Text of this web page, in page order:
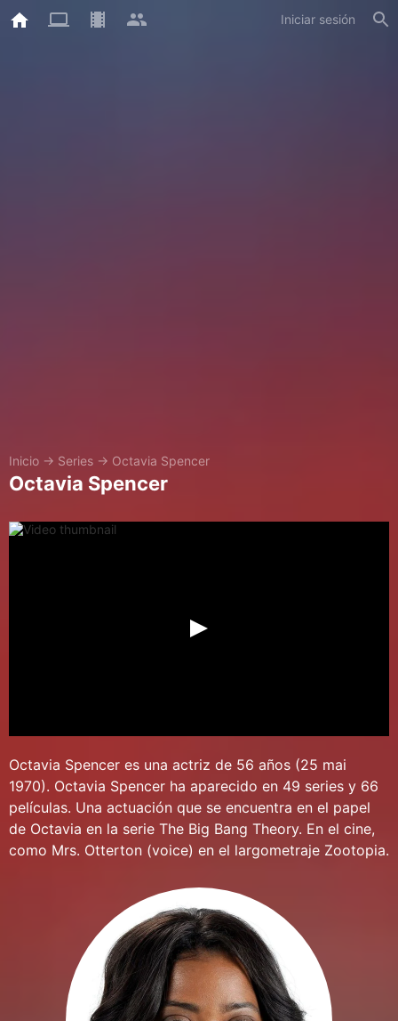
Iniciar sesión
Inicio → Series → Octavia Spencer
Octavia Spencer
Octavia Spencer es una actriz de 56 años (25 mai
1970). Octavia Spencer ha aparecido en 49 series y 66
películas. Una actuación que se encuentra en el papel
de Octavia en la serie The Big Bang Theory. En el cine,
como Mrs. Otterton (voice) en el largometraje Zootopia.